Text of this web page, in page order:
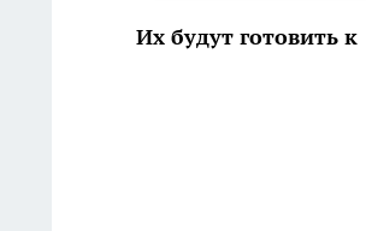
Их будут готовить